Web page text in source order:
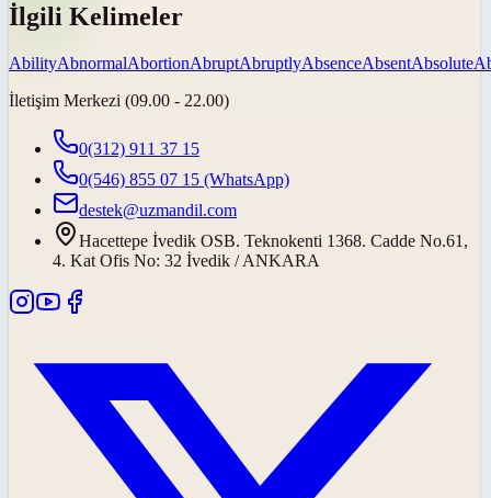
İlgili Kelimeler
AbilityAbnormalAbortionAbruptAbruptlyAbsenceAbsentAbsolute
İletişim Merkezi (09.00 - 22.00)
0(312) 911 37 15
0(546) 855 07 15 (WhatsApp)
destek@uzmandil.com
Hacettepe İvedik OSB. Teknokenti 1368. Cadde No.61,
4. Kat Ofis No: 32 İvedik / ANKARA